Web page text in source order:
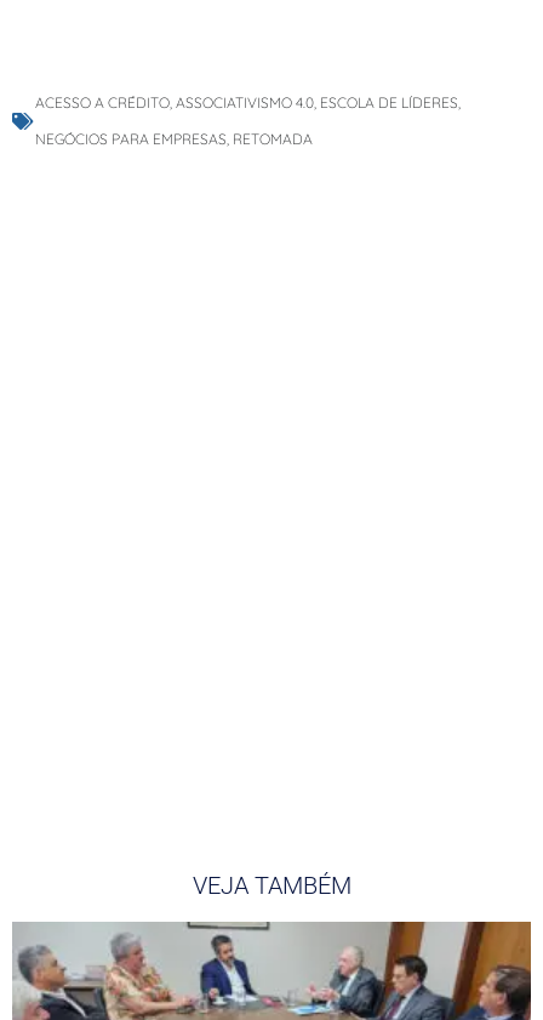
ACESSO A CRÉDITO ASSOCIATIVISMO 4.0 ESCOLA DE LÍDERES
NEGÓCIOS PARA EMPRESAS RETOMADA
VEJA TAMBÉM